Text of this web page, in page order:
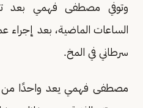
وتوفي مصطفى فهمي بعد
الساعات الماضية، بعد إجراء
سرطاني في المخ.
مصطفى فهمي يعد واحدًا من